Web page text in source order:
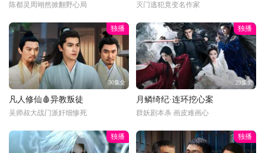
陈都灵周翊然掀翻野心局 灭门逃犯竟变名作家
独播
30集全
凡人修仙🩸异教叛徒
吴师叔大战门派奸细惨死
独播
29集全
月鳞绮纪·连环挖心案
群妖剧本杀 画皮难画心
独播 独播